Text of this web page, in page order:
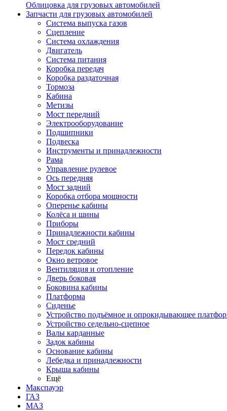
Облицовка для грузовых автомобилей
Запчасти для грузовых автомобилей
Система выпуска газов
Сцепление
Система охлаждения
Двигатель
Система питания
Коробка передач
Коробка раздаточная
Тормоза
Кабина
Метизы
Мост передний
Электрооборудование
Подшипники
Подвеска
Инструменты и принадлежности
Рама
Управление рулевое
Ось передняя
Мост задний
Коробка отбора мощности
Оперенье кабины
Колёса и шины
Приборы
Принадлежности кабины
Мост средний
Передок кабины
Окно ветровое
Вентиляция и отопление
Дверь боковая
Боковина кабины
Платформа
Сиденье
Устройство подъёмное и опрокидывающее
Устройство седельно-сцепное
Валы карданные
Задок кабины
Основание кабины
Лебедка и принадлежности
Крыша кабины
Ещё
Макспауэр
ГАЗ
МАЗ